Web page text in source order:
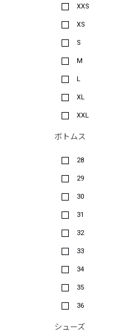
XXS
XS
S
M
L
XL
XXL
ボトムス
28
29
30
31
32
33
34
35
36
シューズ